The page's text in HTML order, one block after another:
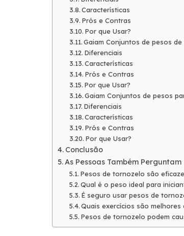
Características
Prós e Contras
Por que Usar?
Gaiam Conjuntos de pesos
Diferenciais
Características
Prós e Contras
Por que Usar?
Gaiam Conjuntos de pesos
Diferenciais
Características
Prós e Contras
Por que Usar?
Conclusão
As Pessoas Também Perguntam
Pesos de tornozelo são
Qual é o peso ideal para
É seguro usar pesos de
Quais exercícios são
Pesos de tornozelo podem